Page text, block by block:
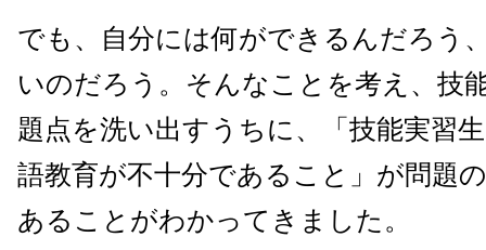
でも、自分には何ができるんだろう
いのだろう。そんなことを考え、技
題点を洗い出すうちに、「技能実習
語教育が不十分であること」が問題
あることがわかってきました。